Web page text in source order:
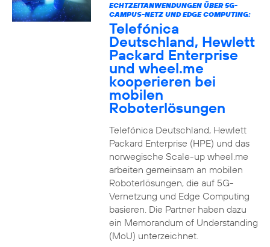
ECHTZEITANWENDUNGEN ÜBER 5G-
CAMPUS-NETZ UND EDGE COMPUTING:
Telefónica
Deutschland, Hewlett
Packard Enterprise
und wheel.me
kooperieren bei
mobilen
Roboterlösungen
Telefónica Deutschland, Hewlett
Packard Enterprise (HPE) und das
norwegische Scale-up wheel.me
arbeiten gemeinsam an mobilen
Roboterlösungen, die auf 5G-
Vernetzung und Edge Computing
basieren. Die Partner haben dazu
ein Memorandum of Understanding
(MoU) unterzeichnet.